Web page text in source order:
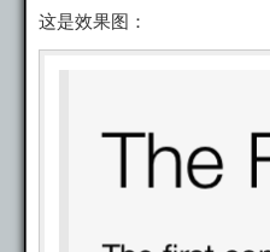
这是效果图：